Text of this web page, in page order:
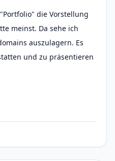
die Vorstellung
meinst. Da sehe ich
auszulagern. Es
und zu präsentieren